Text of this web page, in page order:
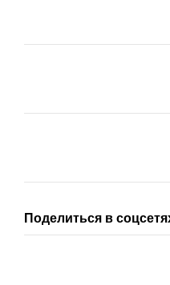
Поделиться в